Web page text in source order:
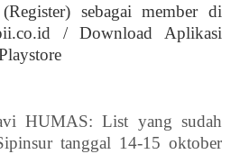
sebagai member di
/ Download Aplikasi
HUMAS: List yang sudah
tanggal 14-15 oktober